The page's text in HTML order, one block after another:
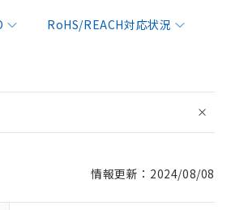
RoHS/REACH対応状況
情報更新：2024/08/08